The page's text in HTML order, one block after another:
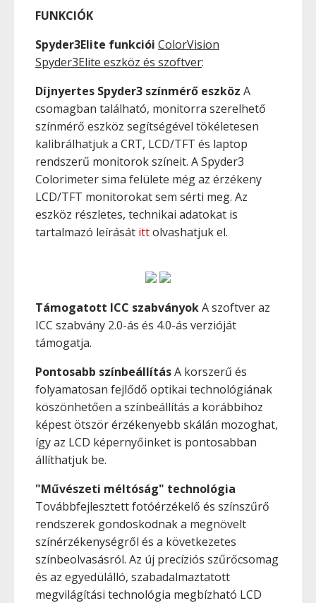
FUNKCIÓK
Spyder3Elite funkciói ColorVision
Spyder3Elite eszköz és szoftver:
Díjnyertes Spyder3 színmérő eszköz A
csomagban található, monitorra szerelhető
színmérő eszköz segítségével tökéletesen
kalibrálhatjuk a CRT, LCD/TFT és laptop
rendszerű monitorok színeit. A Spyder3
Colorimeter sima felülete még az érzékeny
LCD/TFT monitorokat sem sérti meg. Az
eszköz részletes, technikai adatokat is
tartalmazó leírását ittolvashatjuk el.
Támogatott ICC szabványokA szoftver az
ICC szabvány 2.0-ás és 4.0-ás verzióját
támogatja.
Pontosabb színbeállításA korszerű és
folyamatosan fejlődő optikai technológiának
köszönhetően a színbeállítás a korábbihoz
képest ötször érzékenyebb skálán mozoghat,
így az LCD képernyőinket is pontosabban
állíthatjuk be.
"Művészeti méltóság" technológia
Továbbfejlesztett fotóérzékelő és színszűrő
rendszerek gondoskodnak a megnövelt
színérzékenységről és a következetes
színbeolvasásról. Az új precíziós szűrőcsomag
és az egyedülálló, szabadalmaztatott
megvilágítási technológia megbízható LCD